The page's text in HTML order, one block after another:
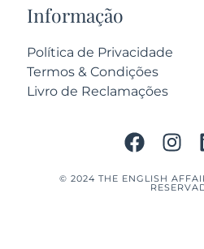
Informação
Política de Privacidade
Termos & Condições
Livro de Reclamações
© 2024 THE ENGLISH